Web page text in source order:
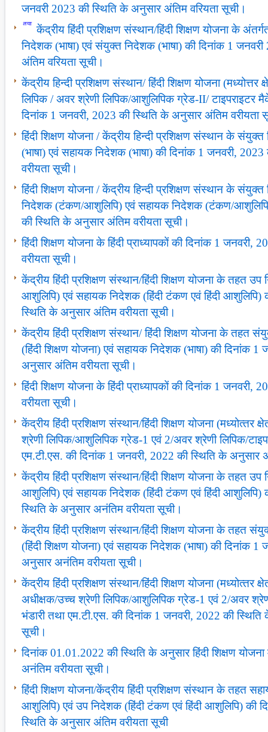
जनवरी 2023 की स्थिति के अनुसार अंतिम वरियता सूची।
केंद्रीय हिंदी प्रशिक्षण संस्थान/हिंदी शिक्षण योजना के
निदेशक (भाषा) एवं संयुक्त निदेशक (भाषा) की दिनांक 1
अंतिम वरियता सूची।
केंद्रीय हिन्दी प्रशिक्षण संस्थान/ हिंदी शिक्षण योजना
लिपिक / अवर श्रेणी लिपिक/आशुलिपिक ग्रेड-II/ टाइपराइटर
दिनांक 1 जनवरी, 2023 की स्थिति के अनुसार अंतिम वरीयता
हिंदी शिक्षण योजना / केंद्रीय हिन्दी प्रशिक्षण संस्थान के
(भाषा) एवं सहायक निदेशक (भाषा) की दिनांक 1 जनवरी,
वरीयता सूची।
हिंदी शिक्षण योजना / केंद्रीय हिन्दी प्रशिक्षण संस्थान के
निदेशक (टंकण/आशुलिपि) एवं सहायक निदेशक (टंकण/
की स्थिति के अनुसार अंतिम वरीयता सूची।
हिंदी शिक्षण योजना के हिंदी प्राध्यापकों की दिनांक 1
वरीयता सूची।
केंद्रीय हिंदी प्रशिक्षण संस्‍थान/हिंदी शिक्षण योजना के तहत उप
आशुलिपि) एवं सहायक निदेशक (हिंदी टंकण एवं हिंदी आशुलिपि)
स्थिति के अनुसार अंतिम वरीयता सूची।
केंद्रीय हिंदी प्रशिक्षण संस्‍थान/ हिंदी शिक्षण योजना के तहत
(हिंदी शिक्षण योजना) एवं सहायक निदेशक (भाषा) की दिनांक
अनुसार अंतिम वरीयता सूची।
हिंदी शिक्षण योजना के हिंदी प्राध्‍यापकों की दिनांक 1
वरीयता सूची।
केंद्रीय हिंदी प्रशिक्षण संस्‍थान/हिंदी शिक्षण योजना (मध्‍योत्‍तर
श्रेणी लिपिक/आशुलिपिक ग्रेड-1 एवं 2/अवर श्रेणी लिपिक/
एम.टी.एस. की दिनांक 1 जनवरी, 2022 की स्थिति के अनुसार
केंद्रीय हिंदी प्रशिक्षण संस्‍थान/हिंदी शिक्षण योजना के तहत उप
आशुलिपि) एवं सहायक निदेशक (हिंदी टंकण एवं हिंदी आशुलिपि)
स्थिति के अनुसार अनंतिम वरीयता सूची।
केंद्रीय हिंदी प्रशिक्षण संस्‍थान/हिंदी शिक्षण योजना के तहत
(हिंदी शिक्षण योजना) एवं सहायक निदेशक (भाषा) की दिनांक
अनुसार अनंतिम वरीयता सूची।
केंद्रीय हिंदी प्रशिक्षण संस्‍थान/हिंदी शिक्षण योजना (मध्‍योत्‍तर
अधीक्षक/उच्‍च श्रेणी लिपिक/आशुलिपिक ग्रेड-1 एवं 2/अवर
भंडारी तथा एम.टी.एस. की दिनांक 1 जनवरी, 2022 की
सूची।
दिनांक 01.01.2022 की स्थिति के अनुसार हिंदी शिक्षण योजना
अनंतिम वरीयता सूची।
हिंदी शिक्षण योजना/केंद्रीय हिंदी प्रशिक्षण संस्‍थान के तहत
आशुलिपि) एवं उप निदेशक (हिंदी टंकण एवं हिंदी आशुलिपि) की
स्थिति के अनुसार अंतिम वरीयता सूची